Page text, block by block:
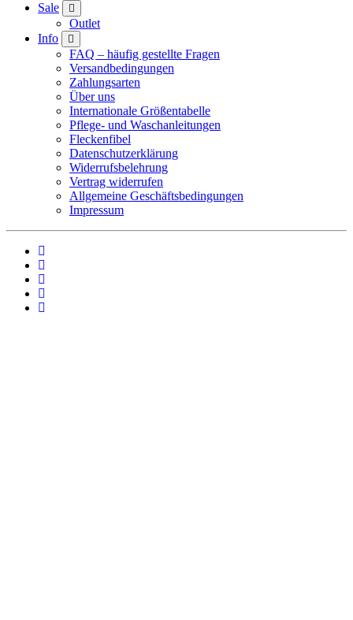
Sale
Outlet
Info
FAQ – häufig gestellte Fragen
Versandbedingungen
Zahlungsarten
Über uns
Internationale Größentabelle
Pflege- und Waschanleitungen
Fleckenfibel
Datenschutzerklärung
Widerrufsbelehrung
Vertrag widerrufen
Allgemeine Geschäftsbedingungen
Impressum